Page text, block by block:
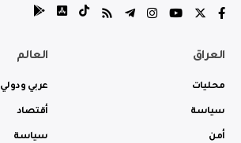
العراق
محليات
سياسة
أمن
العالم
عربي ودولي
أقتصاد
سياسة